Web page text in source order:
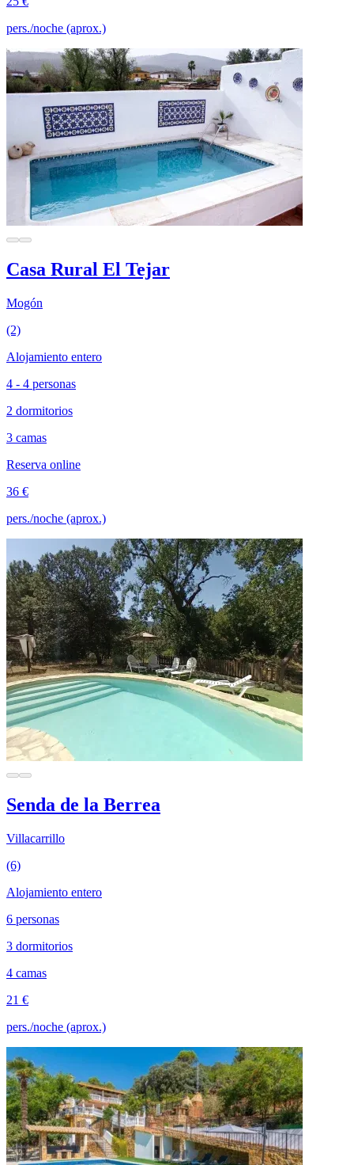
pers./noche (aprox.)
Casa Rural El Tejar
Mogón
(2)
Alojamiento entero
4 - 4 personas
2 dormitorios
3 camas
Reserva online
36 €
pers./noche (aprox.)
Senda de la Berrea
Villacarrillo
(6)
Alojamiento entero
6 personas
3 dormitorios
4 camas
21 €
pers./noche (aprox.)